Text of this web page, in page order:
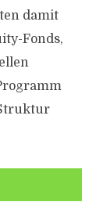
damit
Fonds,